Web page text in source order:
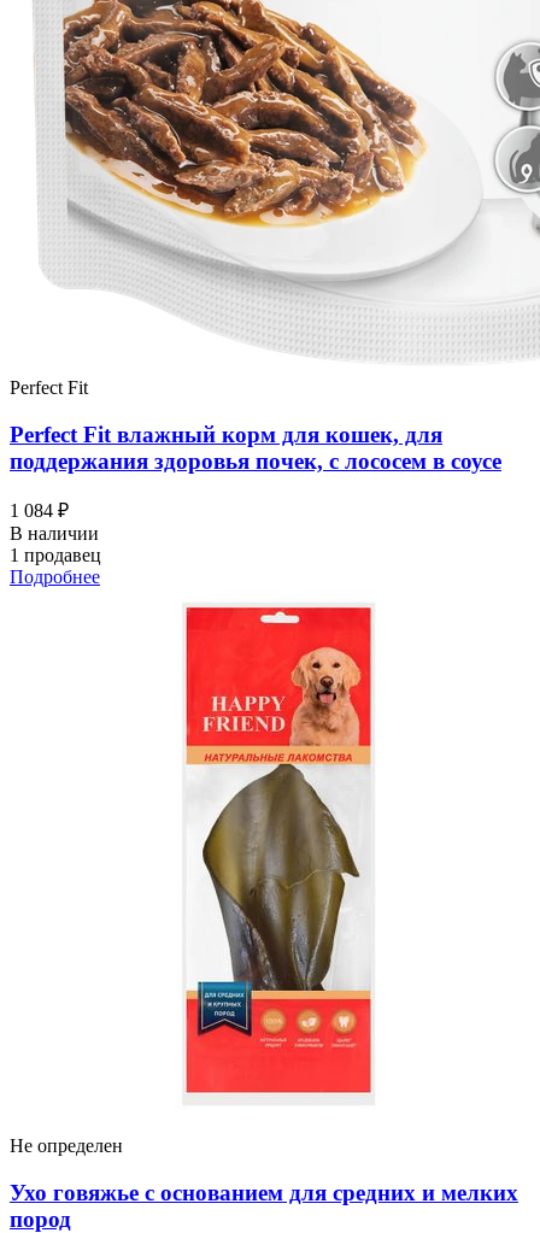
Perfect Fit
Perfect Fit влажный корм для кошек, для
поддержания здоровья почек, с лососем в соусе
1 084 ₽
В наличии
1 продавец
Подробнее
Не определен
Ухо говяжье с основанием для средних и мелких
пород